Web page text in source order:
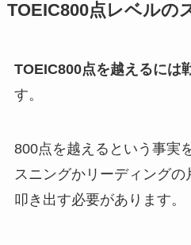
TOEIC800点レベルの
TOEIC800点を越えるには
す。
800点を越えるという事実
スニングかリーディング
叩き出す必要があります。